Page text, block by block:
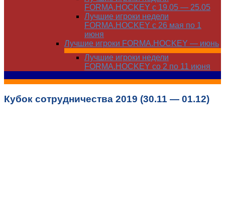
FORMA.HOCKEY с 19.05 — 25.05
Лучшие игроки недели
FORMA.HOCKEY с 26 мая по 1
июня
Лучшие игроки FORMA.HOCKEY — июнь
Лучшие игроки недели
FORMA.HOCKEY со 2 по 11 июня
Кубок сотрудничества 2019 (30.11 — 01.12)